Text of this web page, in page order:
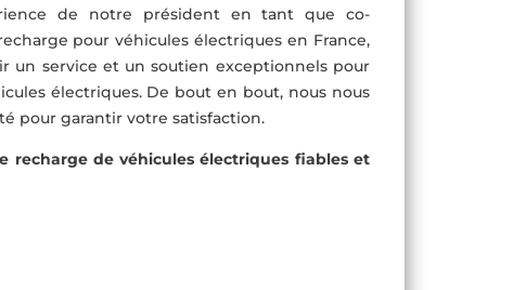
de notre président en tant que co-
pour véhicules électriques en France,
un service et un soutien exceptionnels pour
électriques. De bout en bout, nous nous
pour garantir votre satisfaction.
recharge de véhicules électriques fiables et